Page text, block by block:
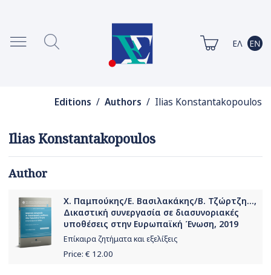
Editions / Authors / Ilias Konstantakopoulos
Ilias Konstantakopoulos
Author
Χ. Παμπούκης/Ε. Βασιλακάκης/Β. Τζώρτζη...,
Δικαστική συνεργασία σε διασυνοριακές
υποθέσεις στην Ευρωπαϊκή Ένωση, 2019
Επίκαιρα ζητήματα και εξελίξεις
Price: € 12.00